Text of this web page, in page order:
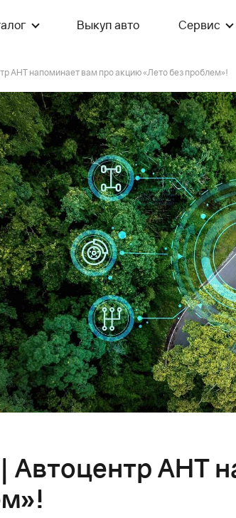
Выкуп авто Сервис
АНТ напоминает вам про акцию «Лето без проблем»!
Автоцентр АНТ